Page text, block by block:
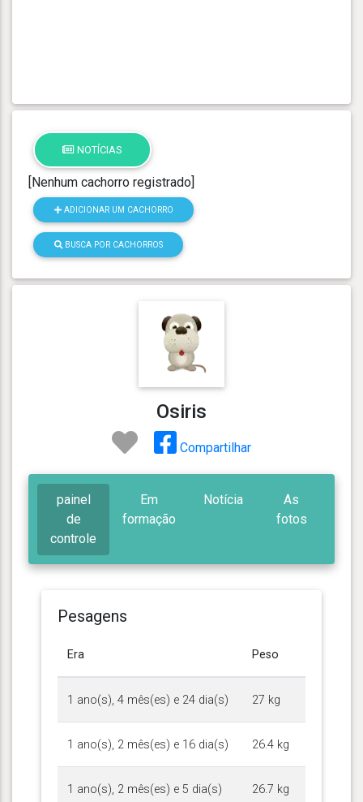
NOTÍCIAS
[Nenhum cachorro registrado]
ADICIONAR UM CACHORRO
BUSCA POR CACHORROS
Osiris
Compartilhar
painel
de
controle
Em
formação
Notícia
As
fotos
Pesagens
Era Peso
1 ano(s), 4 mês(es) e 24 dia(s) 27 kg
1 ano(s), 2 mês(es) e 16 dia(s) 26.4 kg
1 ano(s), 2 mês(es) e 5 dia(s) 26.7 kg